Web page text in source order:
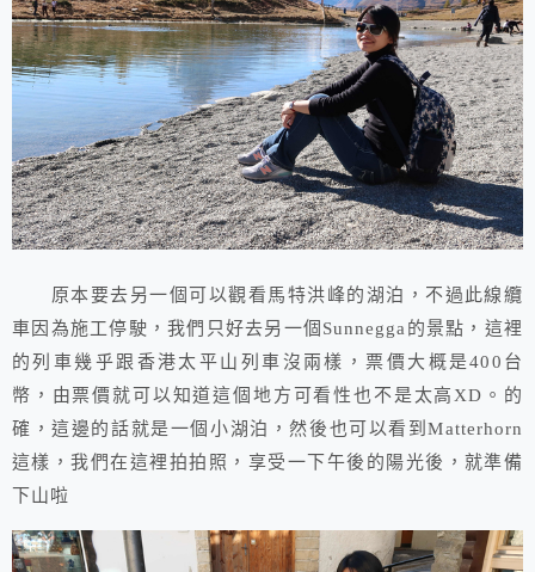
原本要去另一個可以觀看馬特洪峰的湖泊，不過此線纜
車因為施工停駛，我們只好去另一個Sunnegga的景點，這裡
的列車幾乎跟香港太平山列車沒兩樣，票價大概是400台
幣，由票價就可以知道這個地方可看性也不是太高XD。的
確，這邊的話就是一個小湖泊，然後也可以看到Matterhorn
這樣，我們在這裡拍拍照，享受一下午後的陽光後，就準備
下山啦